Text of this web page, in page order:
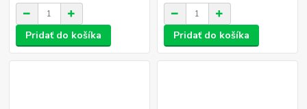
Pridať do košíka Pridať do košíka